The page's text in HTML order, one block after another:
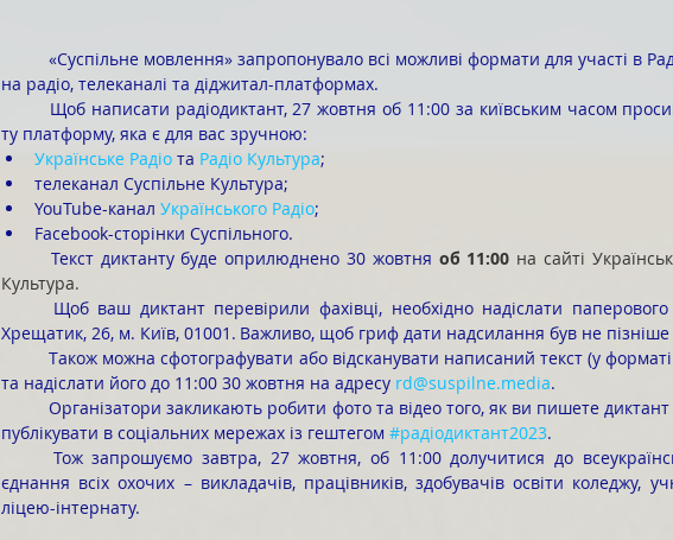
на радіо, телеканалі та діджитал-платформах.
ту платформу, яка є для вас зручною:
Українське Радіо та Радіо Культура;
телеканал Суспільне Культура;
YouTube-канал Українського Радіо;
Facebook-сторінки Суспільного.
	Текст диктанту буде оприлюднено 30 жовтня
об 11:00 на сайті
Культура.
Хрещатик, 26, м. Київ, 01001. Важливо, щоб гриф дати надсилання був не
	Також можна сфотографувати або відсканувати написаний текст (у форматі .jpg, .png, .jpeg, .tiff, .pdf)
та надіслати його до 11:00 30 жовтня на адресу rd@suspilne.media.
	Організатори закликають робити фото та відео того, як ви пишете диктант чи готуєтеся до нього, та
публікувати в соціальних мережах із гештегом #радіодиктант2023.
єднання всіх охочих – викладачів, працівників, здобувачів освіти коледжу,
ліцею-інтернату.